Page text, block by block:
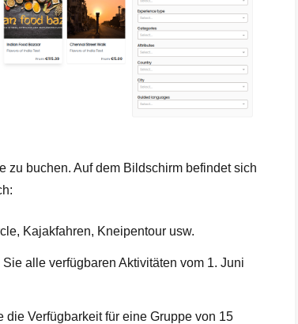
zu buchen. Auf dem Bildschirm befindet sich
Kajakfahren, Kneipentour usw.
alle verfügbaren Aktivitäten vom 1. Juni
Verfügbarkeit für eine Gruppe von 15